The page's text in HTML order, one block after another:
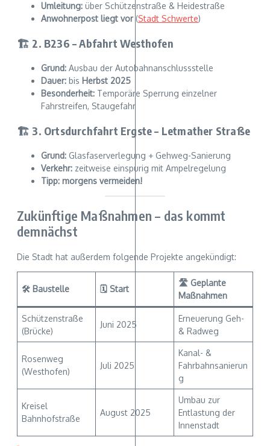
Umleitung: über Schützenstraße & Heidestraße
Anwohnerpost liegt vor(Stadt Schwerte)
🏗️ 2. B236 – Abfahrt Westhofen
Grund: Ausbau der Autobahnanschlussstelle
Dauer: bis Herbst 2025
Besonderheit: Temporäre Sperrung einzelner
Fahrstreifen, Staugefahr
🏗️ 3. Ortsdurchfahrt Ergste – Letmather Straße
Grund: Glasfaserverlegung + Gehweg-Sanierung
Verkehr: zeitweise einspurig mit Ampelregelung
Tipp: morgens vermeiden!
Zukünftige Maßnahmen – das kommt
demnächst
Die Stadt hat außerdem folgende Projekte angekündigt:
🛠 Baustelle 🗓 Start
🛣 Geplante
Maßnahmen
Schützenstraße
(Brücke)
Juni 2025
Erneuerung Geh-
& Radweg
Rosenweg
(Westhofen)
Juli 2025
Kanal- &
Fahrbahnsanierun
g
Kreisel
Bahnhofstraße
August 2025
Umbau zur
Entlastung der
Innenstadt